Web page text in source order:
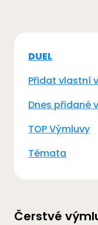
DUEL
Přidat vlastní
Dnes přidané
TOP Výmluvy
Témata
Čerstvé